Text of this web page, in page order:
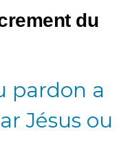
du
pardon a
Jésus ou